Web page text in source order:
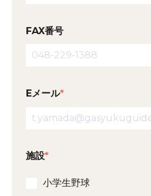
FAX番号
Eメール*
施設*
小学生野球